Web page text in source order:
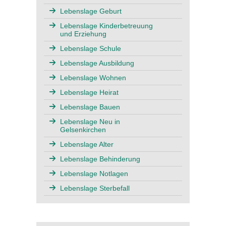
Lebenslage Geburt
Lebenslage Kinderbetreuung
und Erziehung
Lebenslage Schule
Lebenslage Ausbildung
Lebenslage Wohnen
Lebenslage Heirat
Lebenslage Bauen
Lebenslage Neu in
Gelsenkirchen
Lebenslage Alter
Lebenslage Behinderung
Lebenslage Notlagen
Lebenslage Sterbefall